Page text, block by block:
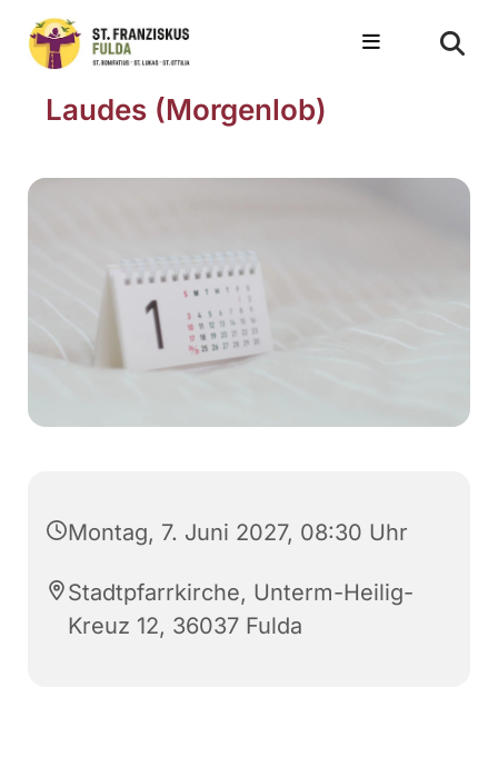
Laudes (Morgenlob)
Montag, 7. Juni 2027, 08:30 Uhr
Stadtpfarrkirche, Unterm-Heilig-
Kreuz 12, 36037 Fulda